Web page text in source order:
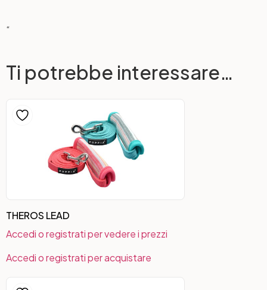
“
Ti potrebbe interessare…
THEROS LEAD
Accedi o registrati per vedere i prezzi
Accedi o registrati per acquistare